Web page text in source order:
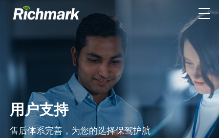
用户支持
售后体系完善，为您的选择保驾护航